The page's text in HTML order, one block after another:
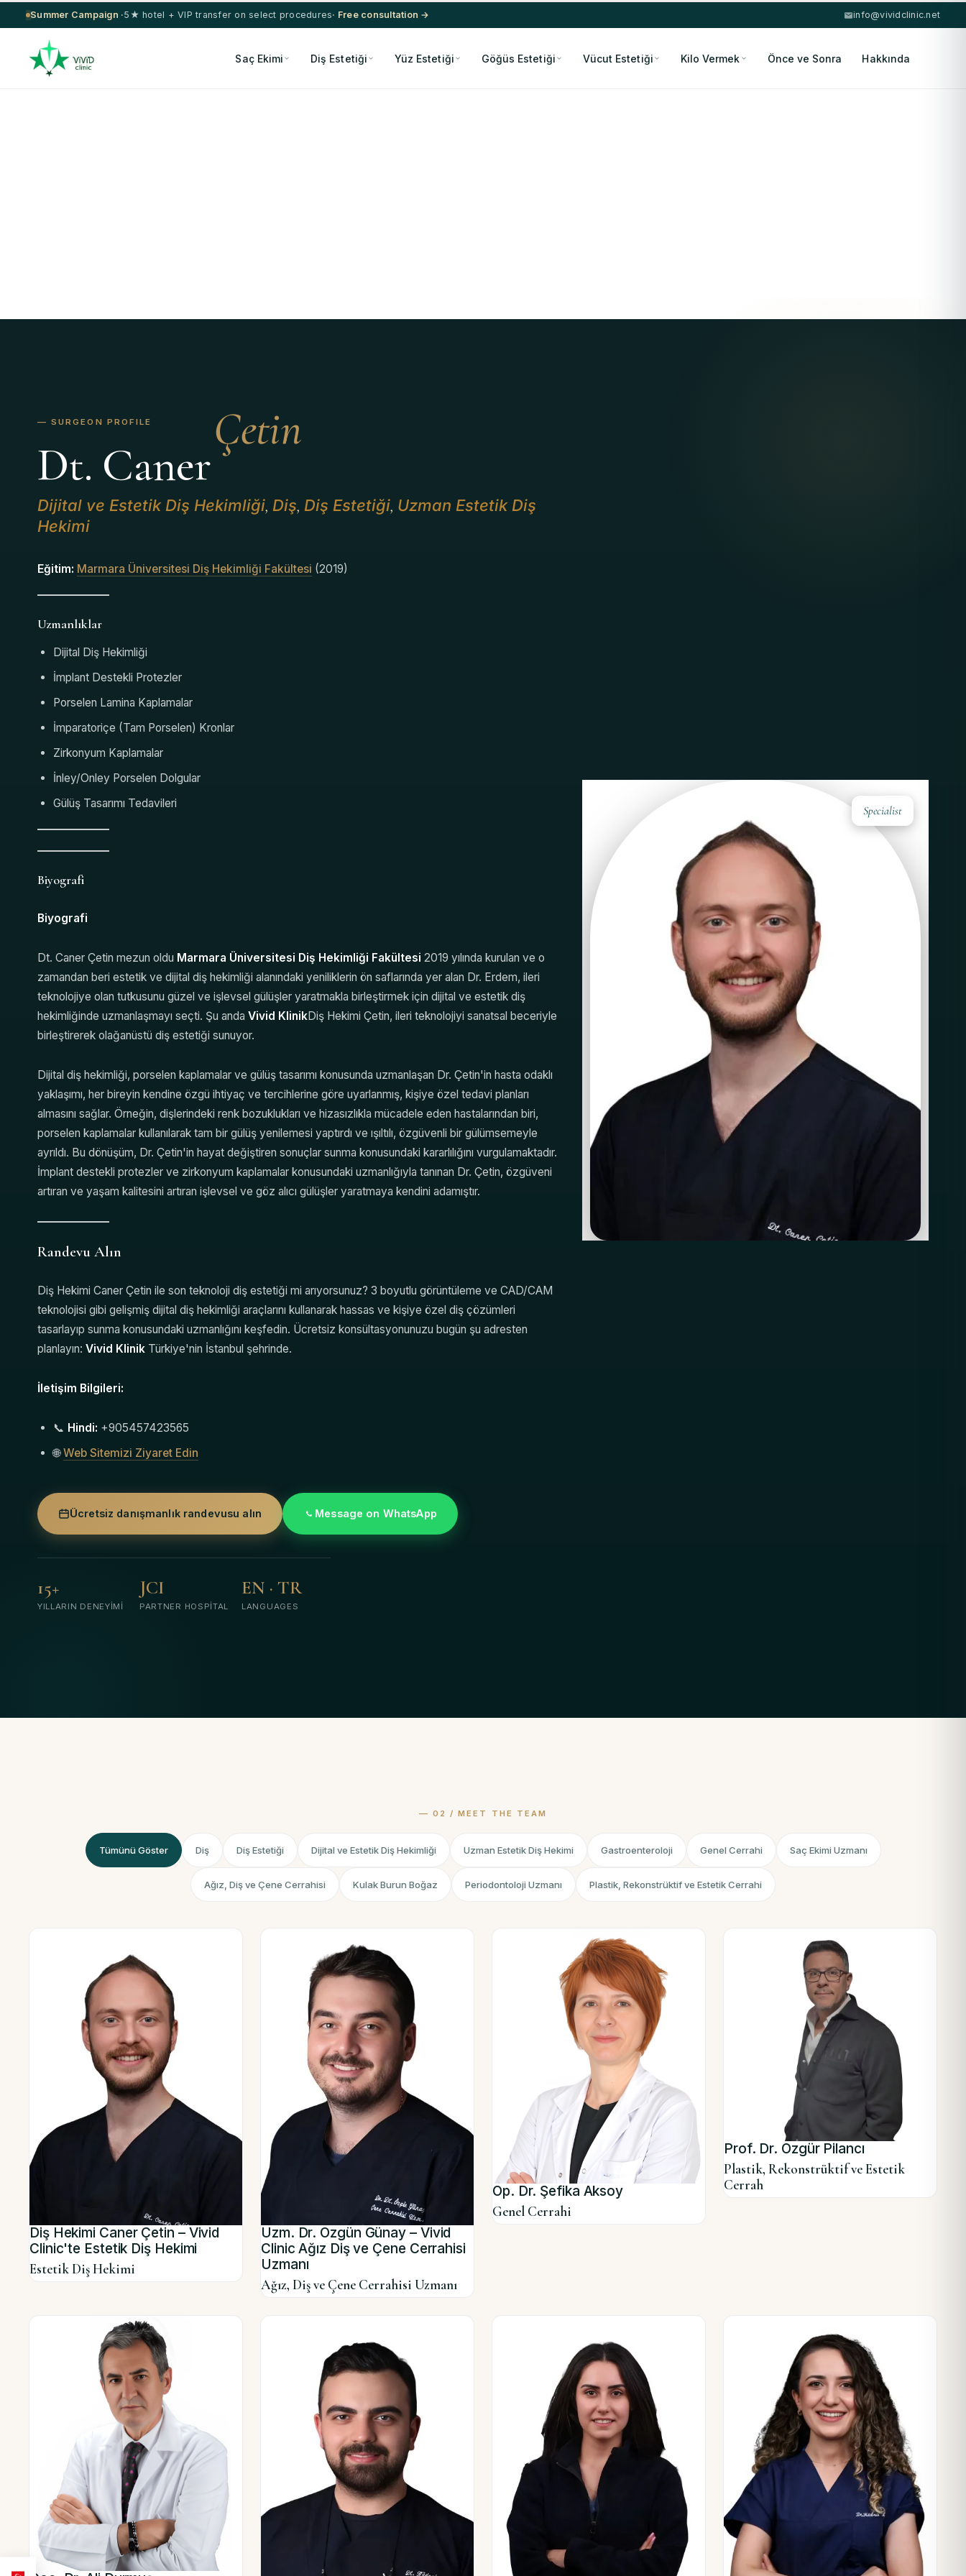
Summer Campaign ·5★ hotel + VIP transfer on select procedures· Free consultation → info@vividclinic.net
Saç Ekimi Diş Estetiği Yüz Estetiği Göğüs Estetiği Vücut Estetiği Kilo Vermek Önce ve Sonra Hakkında
Dt. Caner
Çetin
Dijital ve Estetik Diş Hekimliği, Diş, Diş Estetiği, Uzman Estetik Diş
Hekimi
Eğitim: Marmara Üniversitesi Diş Hekimliği Fakültesi (2019)
Uzmanlıklar
Dijital Diş Hekimliği
İmplant Destekli Protezler
Porselen Lamina Kaplamalar
İmparatoriçe (Tam Porselen) Kronlar
Zirkonyum Kaplamalar
İnley/Onley Porselen Dolgular
Gülüş Tasarımı Tedavileri
Biyografi
Biyografi
Dt. Caner Çetin mezun oldu Marmara Üniversitesi Diş Hekimliği Fakültesi 2019 yılında kurulan ve o
zamandan beri estetik ve dijital diş hekimliği alanındaki yeniliklerin ön saflarında yer alan Dr. Erdem, ileri
teknolojiye olan tutkusunu güzel ve işlevsel gülüşler yaratmakla birleştirmek için dijital ve estetik diş
hekimliğinde uzmanlaşmayı seçti. Şu anda Vivid KlinikDiş Hekimi Çetin, ileri teknolojiyi sanatsal beceriyle
birleştirerek olağanüstü diş estetiği sunuyor.
Dijital diş hekimliği, porselen kaplamalar ve gülüş tasarımı konusunda uzmanlaşan Dr. Çetin'in hasta odaklı
yaklaşımı, her bireyin kendine özgü ihtiyaç ve tercihlerine göre uyarlanmış, kişiye özel tedavi planları
almasını sağlar. Örneğin, dişlerindeki renk bozuklukları ve hizasızlıkla mücadele eden hastalarından biri,
porselen kaplamalar kullanılarak tam bir gülüş yenilemesi yaptırdı ve ışıltılı, özgüvenli bir gülümsemeyle
ayrıldı. Bu dönüşüm, Dr. Çetin'in hayat değiştiren sonuçlar sunma konusundaki kararlılığını vurgulamaktadır.
İmplant destekli protezler ve zirkonyum kaplamalar konusundaki uzmanlığıyla tanınan Dr. Çetin, özgüveni
artıran ve yaşam kalitesini artıran işlevsel ve göz alıcı gülüşler yaratmaya kendini adamıştır.
Randevu Alın
Diş Hekimi Caner Çetin ile son teknoloji diş estetiği mi arıyorsunuz? 3 boyutlu görüntüleme ve CAD/CAM
teknolojisi gibi gelişmiş dijital diş hekimliği araçlarını kullanarak hassas ve kişiye özel diş çözümleri
tasarlayıp sunma konusundaki uzmanlığını keşfedin. Ücretsiz konsültasyonunuzu bugün şu adresten
planlayın: Vivid Klinik Türkiye'nin İstanbul şehrinde.
İletişim Bilgileri:
📞 Hindi: +905457423565
🌐Web Sitemizi Ziyaret Edin
Ücretsiz danışmanlık randevusu alın Message on WhatsApp
15+
YILLARIN DENEYIMI
JCI
PARTNER HOSPITAL
EN · TR
LANGUAGES
Tümünü Göster Diş Diş Estetiği Dijital ve Estetik Diş Hekimliği Uzman Estetik Diş Hekimi Gastroenteroloji Genel Cerrahi Saç Ekimi Uzmanı
Ağız, Diş ve Çene Cerrahisi Kulak Burun Boğaz Periodontoloji Uzmanı Plastik, Rekonstrüktif ve Estetik Cerrahi
Diş Hekimi Caner Çetin – Vivid
Clinic'te Estetik Diş Hekimi
Estetik Diş Hekimi
Uzm. Dr. Özgün Günay – Vivid
Clinic Ağız Diş ve Çene Cerrahisi
Uzmanı
Ağız, Diş ve Çene Cerrahisi Uzmanı
Op. Dr. Şefika Aksoy
Genel Cerrahi
Prof. Dr. Özgür Pilancı
Plastik, Rekonstrüktif ve Estetik
Cerrah